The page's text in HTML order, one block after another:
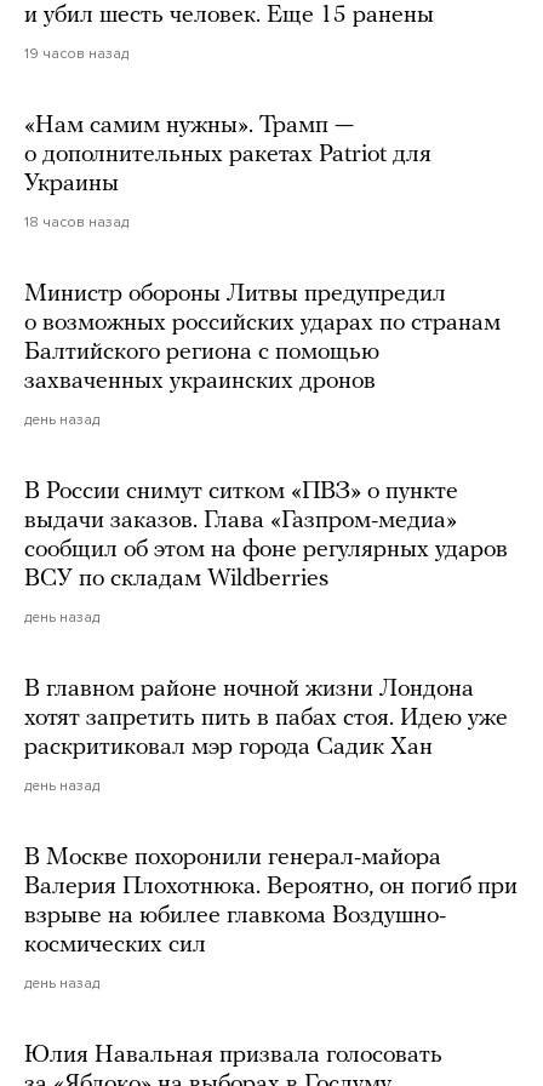
и убил шесть человек. Еще 15 ранены
19 часов назад
«Нам самим нужны». Трамп —
о дополнительных ракетах Patriot для
Украины
18 часов назад
Министр обороны Литвы предупредил
о возможных российских ударах по странам
Балтийского региона с помощью
захваченных украинских дронов
день назад
В России снимут ситком «ПВЗ» о пункте
выдачи заказов. Глава «Газпром-медиа»
сообщил об этом на фоне регулярных ударов
ВСУ по складам Wildberries
день назад
В главном районе ночной жизни Лондона
хотят запретить пить в пабах стоя. Идею уже
раскритиковал мэр города Садик Хан
день назад
В Москве похоронили генерал-майора
Валерия Плохотнюка. Вероятно, он погиб при
взрыве на юбилее главкома Воздушно-
космических сил
день назад
Юлия Навальная призвала голосовать